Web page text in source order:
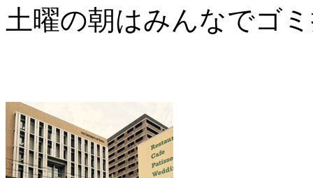
土曜の朝はみんなでゴ